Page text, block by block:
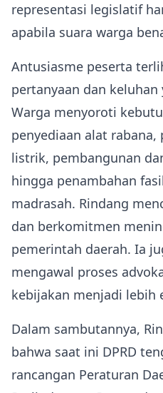
representasi legislatif
apabila suara warga
Antusiasme peserta
pertanyaan dan
Warga menyoroti
penyediaan alat
listrik, pembangunan
hingga penambahan
madrasah. Rindang
dan berkomitmen
pemerintah daerah. Ia
mengawal proses
kebijakan menjadi lebih
Dalam sambutannya,
bahwa saat ini DPRD
rancangan Peraturan